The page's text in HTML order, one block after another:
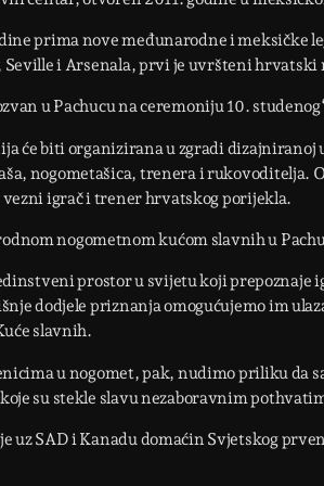
prima nove međunarodne i meksičke
i Arsenala, prvi je uvršteni hrvatski
u Pachucu na ceremoniju 10.
će biti organizirana u zgradi dizajniranoj
nogometašica, trenera i rukovoditelja.
igrač i trener hrvatskog porijekla.
nogometnom kućom slavnih u
prostor u svijetu koji prepoznaje
dodjele priznanja omogućujemo im
slavnih.
u nogomet, pak, nudimo priliku da
su stekle slavu nezaboravnim
uz SAD i Kanadu domaćin Svjetskog